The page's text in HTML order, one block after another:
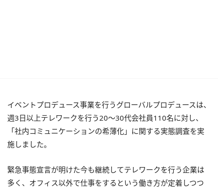
イベントプロデュース事業を行うグローバルプロデュースは、
週3日以上テレワークを行う20〜30代会社員110名に対し、
「社内コミュニケーションの希薄化」に関する実態調査を実
施しました。
緊急事態宣言が明けた今も継続してテレワークを行う企業は
多く、オフィス以外で仕事をするという働き方が定着しつつ